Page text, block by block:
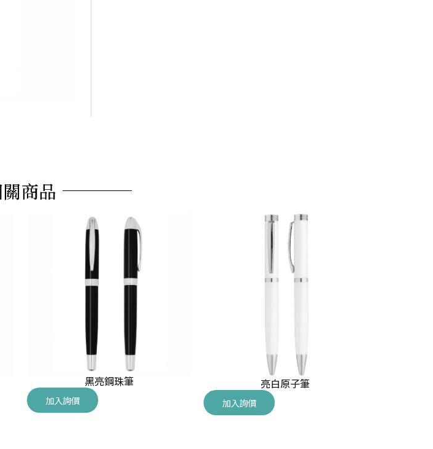
商品
黑亮鋼珠筆
加入詢價
亮白原子筆
加入詢價